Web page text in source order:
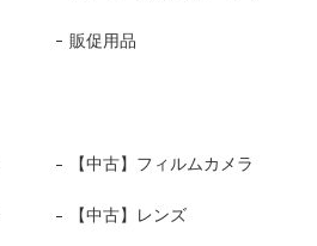
販促用品
【中古】フィルムカメラ
【中古】レンズ